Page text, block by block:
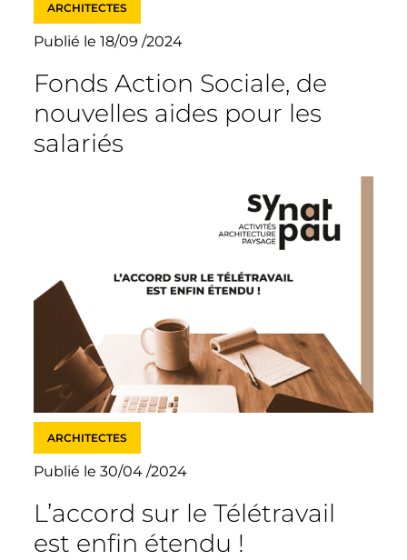
ARCHITECTES
Publié le 18/09 /2024
Fonds Action Sociale, de
nouvelles aides pour les
salariés
ARCHITECTES
Publié le 30/04 /2024
L’accord sur le Télétravail
est enfin étendu !